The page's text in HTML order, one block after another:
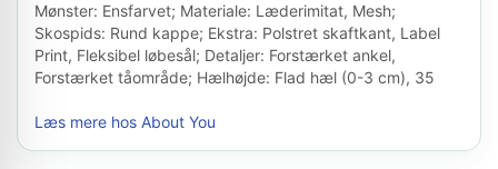
Mønster: Ensfarvet; Materiale: Læderimitat, Mesh;
Skospids: Rund kappe; Ekstra: Polstret skaftkant, Label
Print, Fleksibel løbesål; Detaljer: Forstærket ankel,
Forstærket tåområde; Hælhøjde: Flad hæl (0-3 cm), 35
Læs mere hos About You